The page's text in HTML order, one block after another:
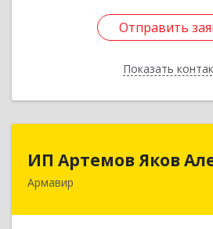
Отправить
Показать
Отправить
Назад
ИП Артемов Яков
Армавир